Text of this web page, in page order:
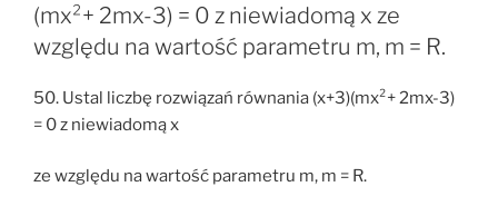
(mx²+ 2mx-3) = 0 z niewiadomą x ze
względu na wartość parametru m, m = R.
50. Ustal liczbę rozwiązań równania (x+3)(mx²+ 2mx-3)
= 0 z niewiadomą x
ze względu na wartość parametru m, m = R.